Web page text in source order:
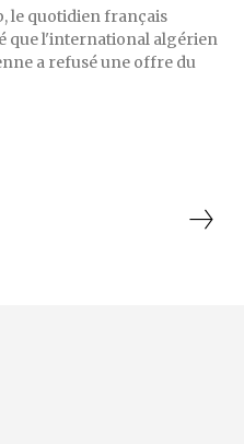
le quotidien français
que l'international algérien
a refusé une offre du